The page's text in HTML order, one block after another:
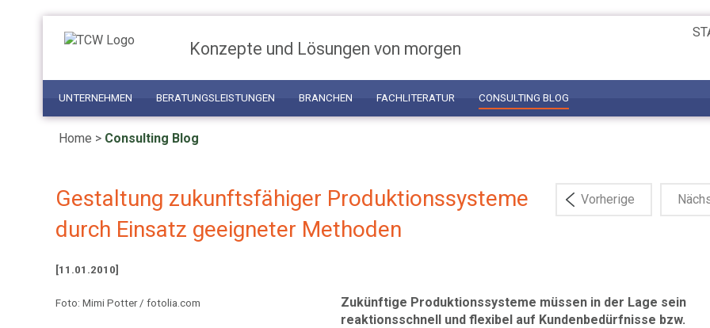
UNTERNEHMEN BERATUNGSLEISTUNGEN BRANCHEN FACHLITERATUR CONSULTING BLOG
Konzepte und Lösungen von morgen
Home > Consulting Blog
Vorherige
Gestaltung zukunftsfähiger Produktionssysteme
durch Einsatz geeigneter Methoden
[11.01.2010]
Foto: Mimi Potter / fotolia.com
Zukünftige Produktionssysteme müssen in der Lage sein
reaktionsschnell und flexibel auf Kundenbedürfnisse bzw.